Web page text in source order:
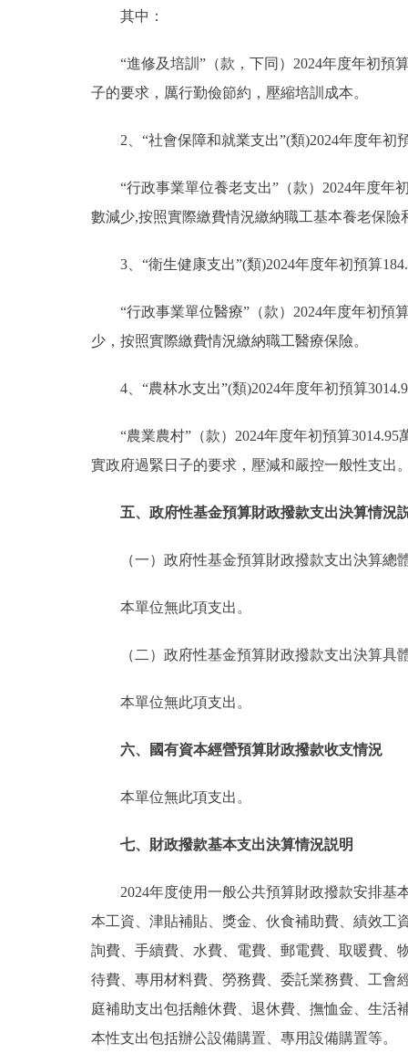
其中：
“進修及培訓”（款，下同）2024年度年初預
子的要求，厲行勤儉節約，壓縮培訓成本。
2、“社會保障和就業支出”(類)2024年度年初
“行政事業單位養老支出”（款）2024年度年
數減少,按照實際繳費情況繳納職工基本養老保險
3、“衛生健康支出”(類)2024年度年初預算
“行政事業單位醫療”（款）2024年度年初預
少，按照實際繳費情況繳納職工醫療保險。
4、“農林水支出”(類)2024年度年初預算
“農業農村”（款）2024年度年初預算
實政府過緊日子的要求，壓減和嚴控一般性支出
五、政府性基金預算財政撥款支出決算情況
（一）政府性基金預算財政撥款支出決算總
本單位無此項支出。
（二）政府性基金預算財政撥款支出決算具
本單位無此項支出。
六、國有資本經營預算財政撥款收支情況
本單位無此項支出。
七、財政撥款基本支出決算情況説明
2024年度使用一般公共預算財政撥款安排基
本工資、津貼補貼、獎金、伙食補助費、績效工
詢費、手續費、水費、電費、郵電費、取暖費、
待費、專用材料費、勞務費、委託業務費、工會
庭補助支出包括離休費、退休費、撫恤金、生活
本性支出包括辦公設備購置、專用設備購置等。